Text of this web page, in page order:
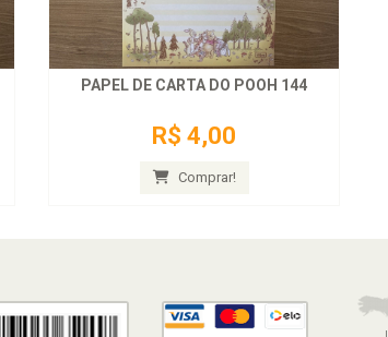
PAPEL DE CARTA DO POOH 144
R$ 4,00
Comprar!